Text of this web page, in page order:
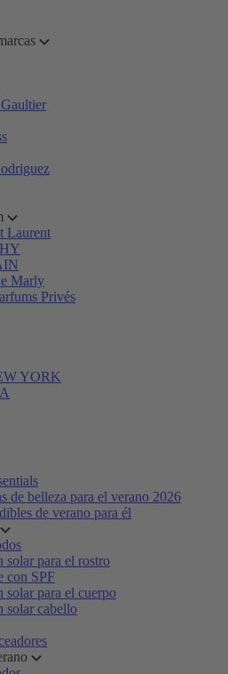
Laurent
Marly
Privés
YORK
de belleza para el verano 2026
de verano para él
solar para el rostro
con SPF
solar para el cuerpo
solar cabello